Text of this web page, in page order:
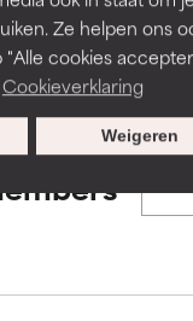
Ze helpen ons
cookies
Cookieverklaring
Weigeren
Regulations
het gecombineerd
sommige gevallen
het gecombineerd
sommige gevallen
voor